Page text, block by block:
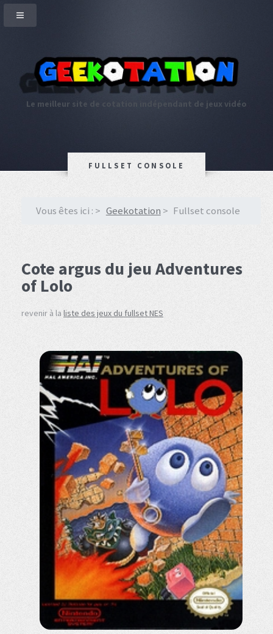
Le meilleur site de cotation indépendant de jeux vidéo
FULLSET CONSOLE
Vous êtes ici : Geekotation Fullset console
Cote argus du jeu Adventures
of Lolo
revenir à la liste des jeux du fullset NES